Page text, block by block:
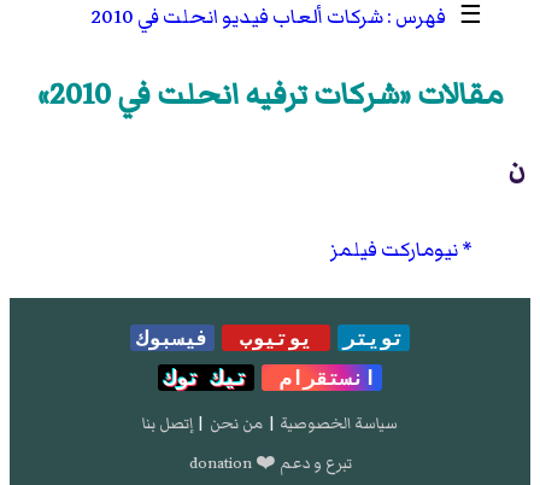
☰ شركات ألعاب فيديو انحلت في 2010
مقالات «شركات ترفيه انحلت في 2010»
ن
نيوماركت فيلمز
تويتر يوتيوب
فيسبوك
انستقرام
تيك توك
سياسة الخصوصية | من نحن | إتصل بنا
تبرع و دعم ❤️ donation